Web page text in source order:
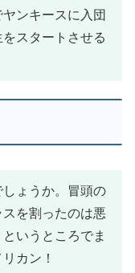
ンキースに入団
スタートさせる
ょうか。冒頭の
を割ったのは悪
いうところでま
カン！